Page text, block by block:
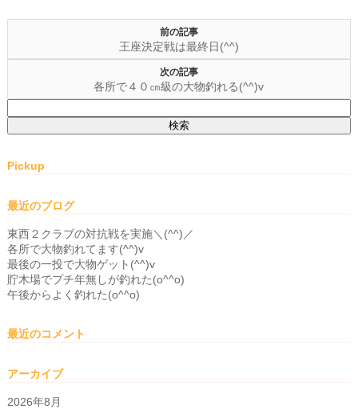
前の記事
王座決定戦は最終日(^^)
次の記事
各所で４０㎝級の大物釣れる(^^)v
索:
Pickup
最近のブログ
東西２クラブの対抗戦を実施＼(^^)／
各所で大物釣れてます(^^)v
最後の一投で大物ゲット(^^)v
貯木場でプチ年無しが釣れた(o^^o)
午後からよく釣れた(o^^o)
最近のコメント
アーカイブ
2026年8月